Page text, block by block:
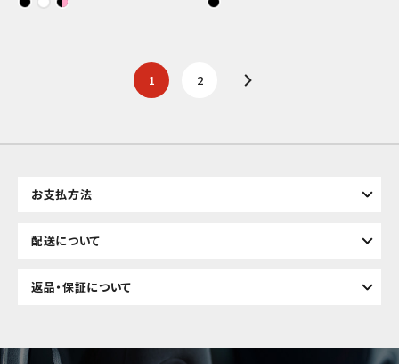
1 2
お支払方法
配送について
返品・保証について